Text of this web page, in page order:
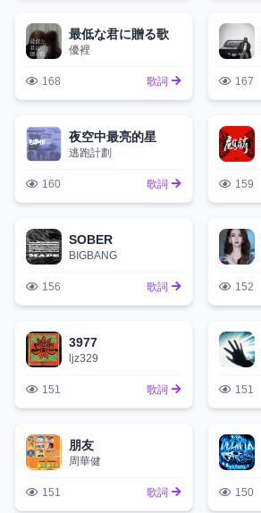
最低な君に贈る歌
優裡
168 歌詞 167
夜空中最亮的星
逃跑計劃
160 歌詞 159
SOBER
BIGBANG
156 歌詞 152
3977
ljz329
151 歌詞 151
朋友
周華健
151 歌詞 150